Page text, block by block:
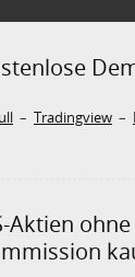
– Tradingview –
Aktien ohne